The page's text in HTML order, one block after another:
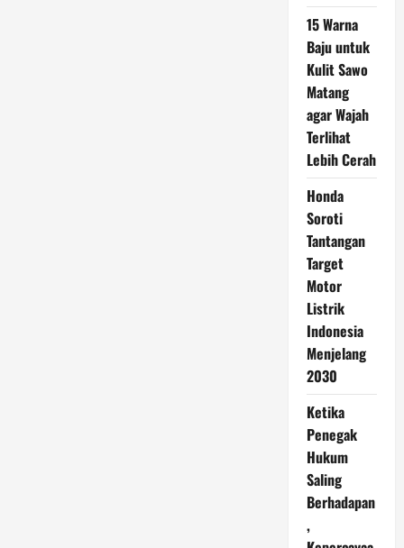
15 Warna
Baju untuk
Kulit Sawo
Matang
agar Wajah
Terlihat
Lebih Cerah
Honda
Soroti
Tantangan
Target
Motor
Listrik
Indonesia
Menjelang
2030
Ketika
Penegak
Hukum
Saling
Berhadapan
,